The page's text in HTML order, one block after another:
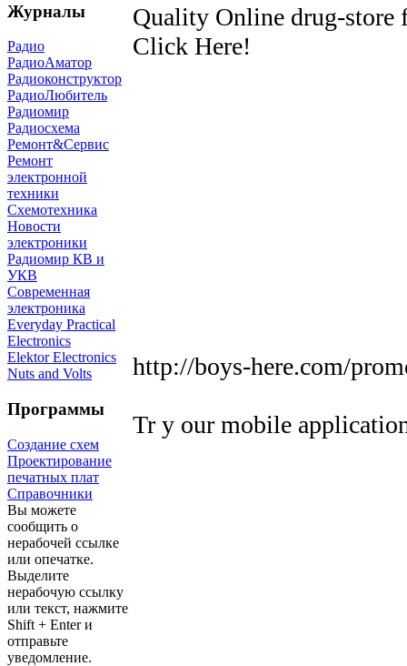
Журналы
Радио
РадиоАматор
Радиоконструктор
РадиоЛюбитель
Радиомир
Радиосхема
Ремонт&Сервис
Ремонт
электронной
техники
Схемотехника
Новости
электроники
Радиомир КВ и
УКВ
Современная
электроника
Everyday Practical
Electronics
Elektor Electronics
Nuts and Volts
Программы
Создание схем
Проектирование
печатных плат
Справочники
Вы можете
сообщить о
нерабочей ссылке
или опечатке.
Выделите
нерабочую ссылку
или текст, нажмите
Shift + Enter и
отправьте
уведомление.
Quality Online drug-store
Click Here!
http://boys-here.com/
Tr y our mobile